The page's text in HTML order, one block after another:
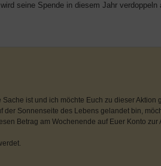
seine Spende in diesem Jahr verdoppeln
ist und ich möchte Euch zu dieser Aktion
Sonnenseite des Lebens gelandet bin,
Betrag am Wochenende auf Euer Konto